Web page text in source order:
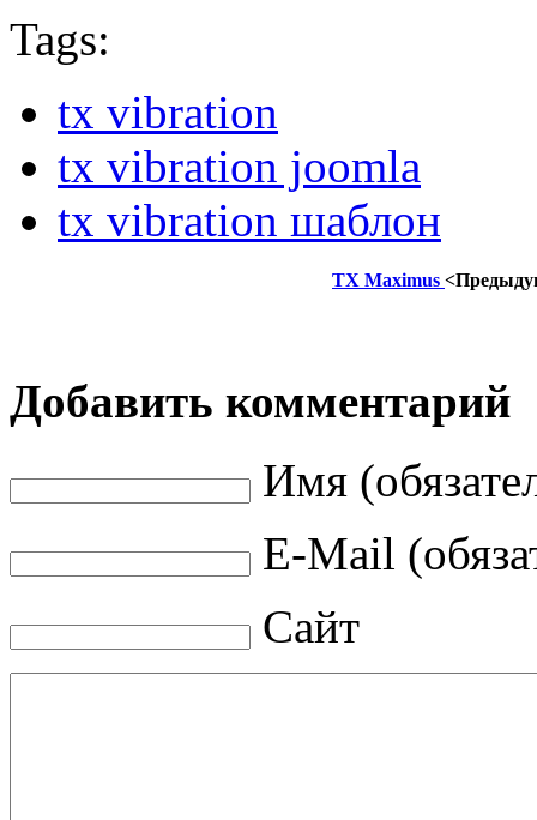
Tags:
tx vibration
tx vibration joomla
tx vibration шаблон
TX Maximus
Добавить комментарий
Имя
E-Mail
Сайт